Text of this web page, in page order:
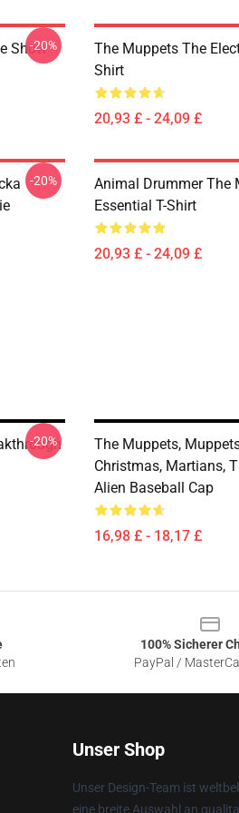
Show
-20%
The Muppets The
Shirt
20,93 £ - 24,09 £
-20%
Animal Drummer The
Essential T-Shirt
20,93 £ - 24,09 £
-20%
The Muppets,
Christmas, Martians,
Alien Baseball Cap
16,98 £ - 18,17 £
100% Sicherer
PayPal /
Unser Shop
Unser Design-Team ist
eine breite Auswahl an